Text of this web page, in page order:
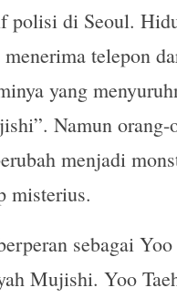
polisi di Seoul.
telepon
yang
Namun orang-
menjadi
misterius.
sebagai Yoo
Mujishi. Yoo